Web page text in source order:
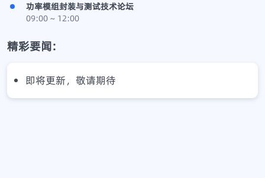
功率模组封装与测试技术论坛
09:00 ~ 12:00
精彩要闻:
即将更新，敬请期待